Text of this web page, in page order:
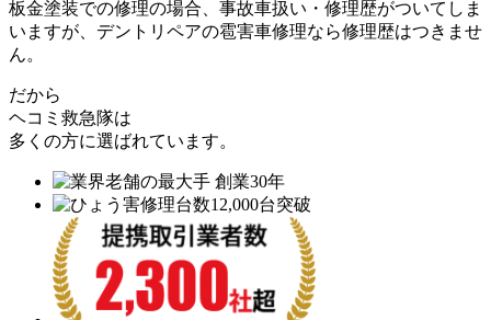
板金塗装での修理の場合、事故車扱い・修理歴がついてしま
いますが、デントリペアの雹害車修理なら修理歴はつきませ
ん。
だから
ヘコミ救急隊は
多くの方に選ばれています。